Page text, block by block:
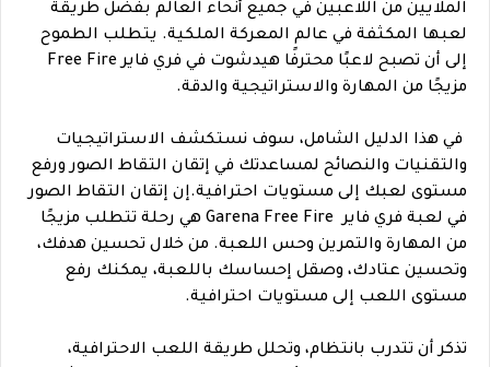
الملايين من اللاعبين في جميع أنحاء العالم بفضل طريقة
لعبها المكثفة في عالم المعركة الملكية. يتطلب الطموح
إلى أن تصبح لاعبًا محترفًا هيدشوت في فري فاير Free Fire
مزيجًا من المهارة والاستراتيجية والدقة.
في هذا الدليل الشامل، سوف نستكشف الاستراتيجيات
والتقنيات والنصائح لمساعدتك في إتقان التقاط الصور ورفع
مستوى لعبك إلى مستويات احترافية.إن إتقان التقاط الصور
في لعبة فري فاير Garena Free Fire هي رحلة تتطلب مزيجًا
من المهارة والتمرين وحس اللعبة. من خلال تحسين هدفك،
وتحسين عتادك، وصقل إحساسك باللعبة، يمكنك رفع
مستوى اللعب إلى مستويات احترافية.
تذكر أن تتدرب بانتظام، وتحلل طريقة اللعب الاحترافية،